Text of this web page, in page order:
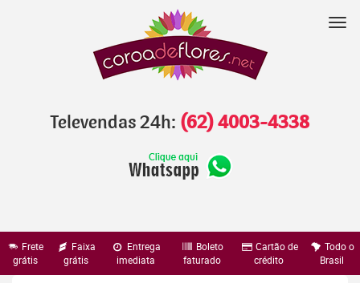
Televendas 24h: (62) 4003-4338
Frete
grátis
Faixa
grátis
Entrega
imediata
Boleto
faturado
Cartão de
crédito
Todo o
Brasil